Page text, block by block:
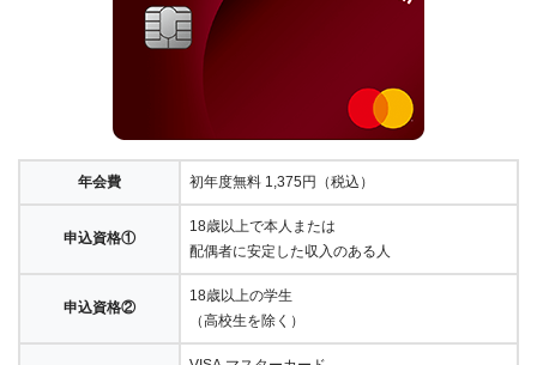
年会費 初年度無料 1,375円（税込）
申込資格①
18歳以上で本人または
配偶者に安定した収入のある人
申込資格②
18歳以上の学生
（高校生を除く）